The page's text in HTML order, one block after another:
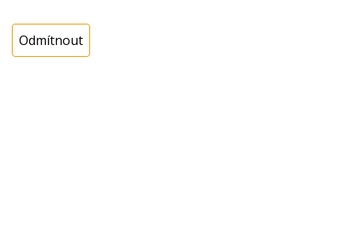
Odmítnout
KTS-AME s.r.o. - provozna Nadeta, Kosice 73, Chlumec